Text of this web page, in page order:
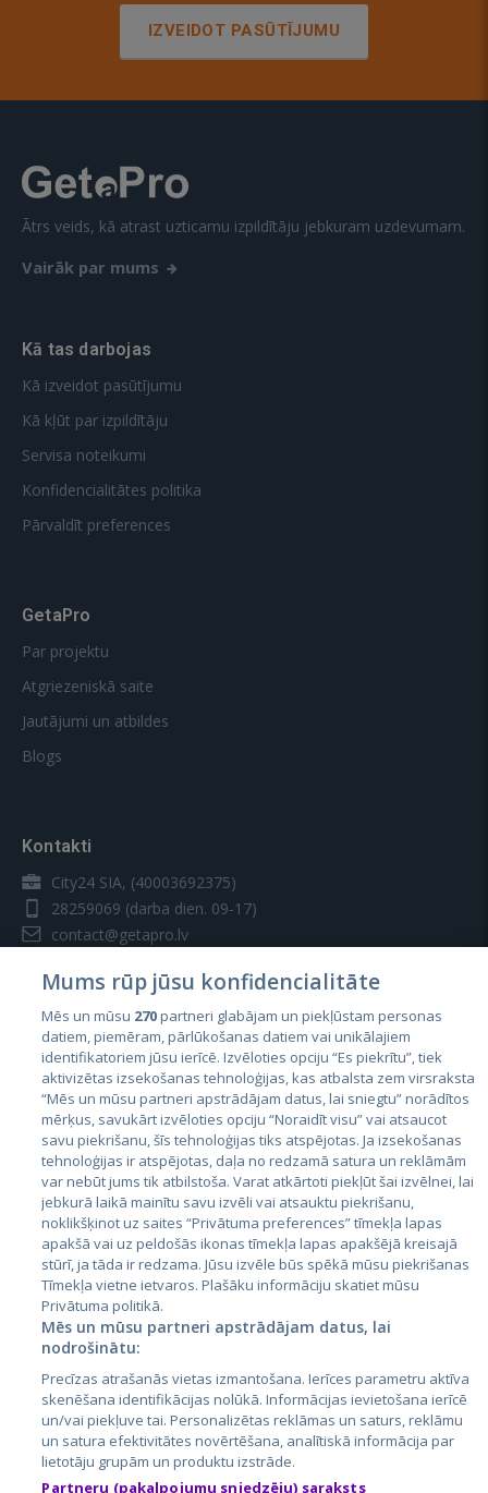
IZVEIDOT PASŪTĪJUMU
Ātrs veids, kā atrast uzticamu izpildītāju jebkuram uzdevumam.
Vairāk par mums
Kā tas darbojas
Kā izveidot pasūtījumu
Kā kļūt par izpildītāju
Servisa noteikumi
Konfidencialitātes politika
Pārvaldīt preferences
GetaPro
Par projektu
Atgriezeniskā saite
Jautājumi un atbildes
Blogs
Kontakti
City24 SIA, (40003692375)
28259069 (darba dien. 09-17)
contact@getapro.lv
Valstis
Igaunija
Latvija
Lietuva
City24.lv
City24.ee
GetaPro.lv
GetaPro.ee
Skelbiu.lt
CVbankas.lt
Kainos.lt
Paslaugos.lt
auto24.ee
Mums rūp jūsu konfidencialitāte
Mēs un mūsu 270partneri glabājam un piekļūstam personas
datiem, piemēram, pārlūkošanas datiem vai unikālajiem
identifikatoriem jūsu ierīcē. Izvēloties opciju “Es piekrītu”, tiek
aktivizētas izsekošanas tehnoloģijas, kas atbalsta zem virsraksta
“Mēs un mūsu partneri apstrādājam datus, lai sniegtu” norādītos
mērķus, savukārt izvēloties opciju “Noraidīt visu” vai atsaucot
savu piekrišanu, šīs tehnoloģijas tiks atspējotas. Ja izsekošanas
tehnoloģijas ir atspējotas, daļa no redzamā satura un reklāmām
var nebūt jums tik atbilstoša. Varat atkārtoti piekļūt šai izvēlnei, lai
jebkurā laikā mainītu savu izvēli vai atsauktu piekrišanu,
noklikšķinot uz saites “Privātuma preferences” tīmekļa lapas
apakšā vai uz peldošās ikonas tīmekļa lapas apakšējā kreisajā
stūrī, ja tāda ir redzama. Jūsu izvēle būs spēkā mūsu piekrišanas
Tīmekļa vietne ietvaros. Plašāku informāciju skatiet mūsu
Privātuma politikā.
Mēs un mūsu partneri apstrādājam datus, lai
nodrošinātu:
Precīzas atrašanās vietas izmantošana. Ierīces parametru aktīva
skenēšana identifikācijas nolūkā. Informācijas ievietošana ierīcē
un/vai piekļuve tai. Personalizētas reklāmas un saturs, reklāmu
un satura efektivitātes novērtēšana, analītiskā informācija par
lietotāju grupām un produktu izstrāde.
Partneru (pakalpojumu sniedzēju) saraksts